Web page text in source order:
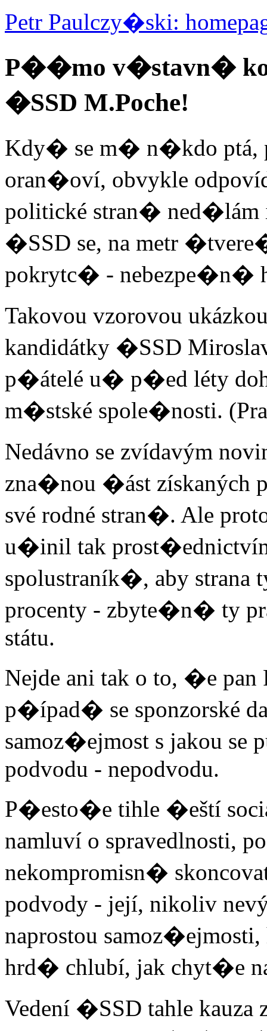
Petr Paulczy�ski:
P��mo v�stavn�
�SSD M.Poche!
Kdy� se m� n�kdo ptá,
oran�oví, obvykle
politické stran�
�SSD se, na metr
pokrytc� - nebezpe�n�
Takovou vzorovou
kandidátky �SSD
p�átelé u� p�ed léty
m�stské spole�nosti.
Nedávno se zvídavým
zna�nou �ást získaných
své rodné stran�. Ale
u�inil tak
spolustraník�, aby strana
procenty - zbyte�n� ty
státu.
Nejde ani tak o to, �e pan
p�ípad� se sponzorské
samoz�ejmost s jakou se
podvodu - nepodvodu.
P�esto�e tihle �eští
namluví o spravedlnosti,
nekompromisn�
podvody - její, nikoliv
naprostou
hrd� chlubí, jak chyt�e
Vedení �SSD tahle